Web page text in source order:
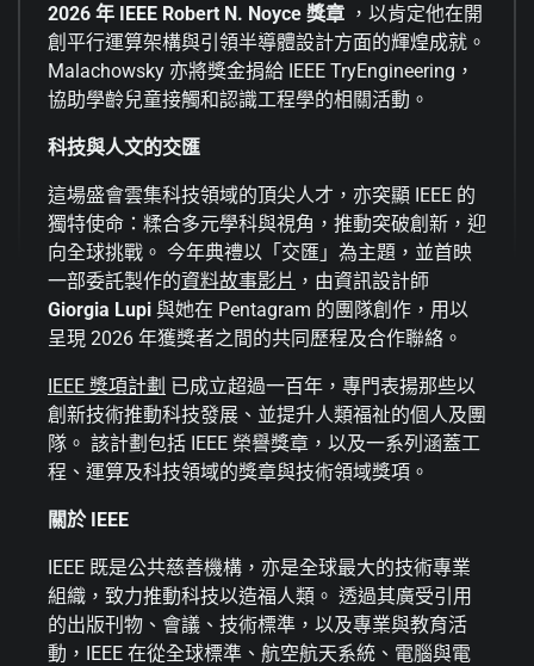
2026 年 IEEE Robert N. Noyce 獎章 ，以肯定他在開
創平行運算架構與引領半導體設計方面的輝煌成就。
Malachowsky 亦將獎金捐給 IEEE TryEngineering，
協助學齡兒童接觸和認識工程學的相關活動。
科技與人文的交匯
這場盛會雲集科技領域的頂尖人才，亦突顯 IEEE 的
獨特使命：糅合多元學科與視角，推動突破創新，迎
向全球挑戰。 今年典禮以「交匯」為主題，並首映
一部委託製作的資料故事影片 ，由資訊設計師
Giorgia Lupi 與她在 Pentagram 的團隊創作，用以
呈現 2026 年獲獎者之間的共同歷程及合作聯絡。
IEEE 獎項計劃 已成立超過一百年，專門表揚那些以
創新技術推動科技發展、並提升人類福祉的個人及團
隊。 該計劃包括 IEEE 榮譽獎章，以及一系列涵蓋工
程、運算及科技領域的獎章與技術領域獎項。
關於 IEEE
IEEE 既是公共慈善機構，亦是全球最大的技術專業
組織，致力推動科技以造福人類。 透過其廣受引用
的出版刊物、會議、技術標準，以及專業與教育活
動，IEEE 在從全球標準、航空航天系統、電腦與電